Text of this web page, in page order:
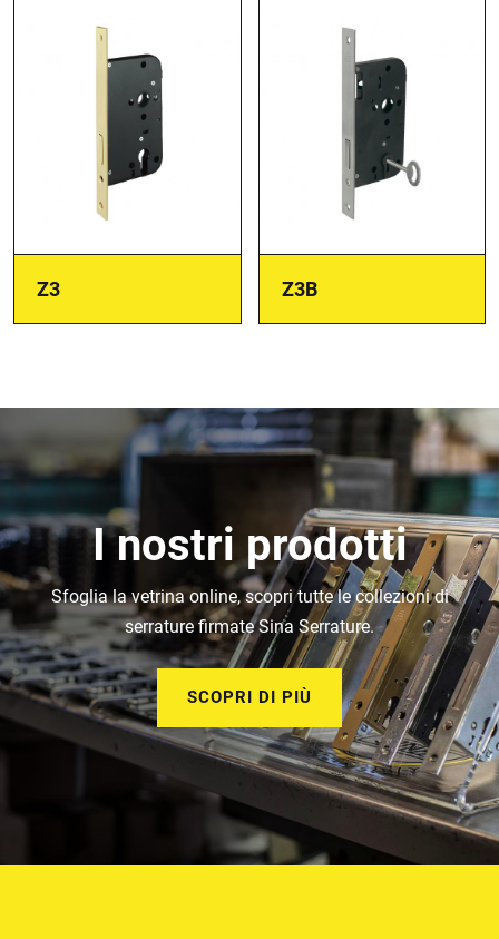
Z3 Z3B
I nostri prodotti
Sfoglia la vetrina online, scopri tutte le collezioni di
serrature firmate Sina Serrature.
SCOPRI DI PIÙ